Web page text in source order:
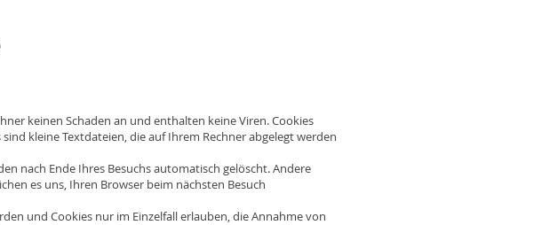
keinen Schaden an und enthalten keine Viren. Cookies
kleine Textdateien, die auf Ihrem Rechner abgelegt werden
nach Ende Ihres Besuchs automatisch gelöscht. Andere
es uns, Ihren Browser beim nächsten Besuch
und Cookies nur im Einzelfall erlauben, die Annahme von